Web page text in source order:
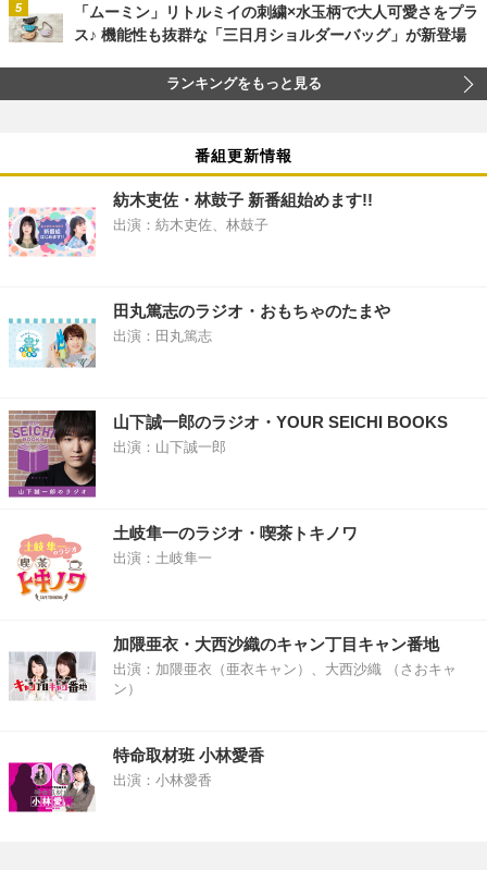
「ムーミン」リトルミイの刺繍×水玉柄で大人可愛さをプラ
ス♪ 機能性も抜群な「三日月ショルダーバッグ」が新登場
ランキングをもっと見る
番組更新情報
紡木吏佐・林鼓子 新番組始めます!!
出演：紡木吏佐、林鼓子
田丸篤志のラジオ・おもちゃのたまや
出演：田丸篤志
山下誠一郎のラジオ・YOUR SEICHI BOOKS
出演：山下誠一郎
土岐隼一のラジオ・喫茶トキノワ
出演：土岐隼一
加隈亜衣・大西沙織のキャン丁目キャン番地
出演：加隈亜衣（亜衣キャン）、大西沙織 （さおキャ
ン）
特命取材班 小林愛香
出演：小林愛香